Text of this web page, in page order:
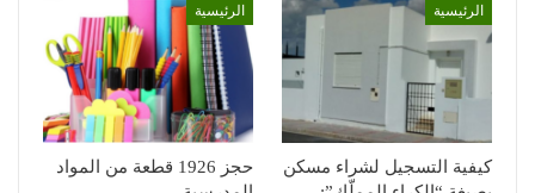
الرئيسية
كيفية التسجيل لشراء مسكن
الرئيسية
حجز 1926 قطعة من المواد